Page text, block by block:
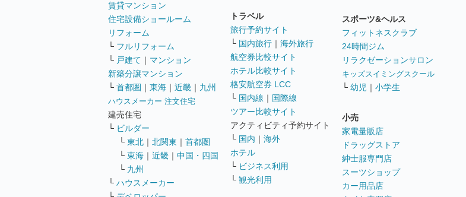
賃貸マンション
住宅設備ショールーム
リフォーム
└ フルリフォーム
└ 戸建て ｜ マンション
新築分譲マンション
└ 首都圏 ｜ 東海 ｜ 近畿 ｜ 九州
ハウスメーカー 注文住宅
建売住宅
└ ビルダー
└ 東北 ｜ 北関東 ｜ 首都圏
└ 東海 ｜ 近畿 ｜ 中国・四国
└ 九州
└ ハウスメーカー
トラベル
旅行予約サイト
└ 国内旅行 ｜ 海外旅行
航空券比較サイト
ホテル比較サイト
格安航空券 LCC
└ 国内線 ｜ 国際線
ツアー比較サイト
アクティビティ予約サイト
└ 国内 ｜ 海外
ホテル
└ ビジネス利用
└ 観光利用
スポーツ&ヘルス
フィットネスクラブ
24時間ジム
リラクゼーションサロン
キッズスイミングスクール
└ 幼児 ｜ 小学生
小売
家電量販店
ドラッグストア
紳士服専門店
スーツショップ
カー用品店